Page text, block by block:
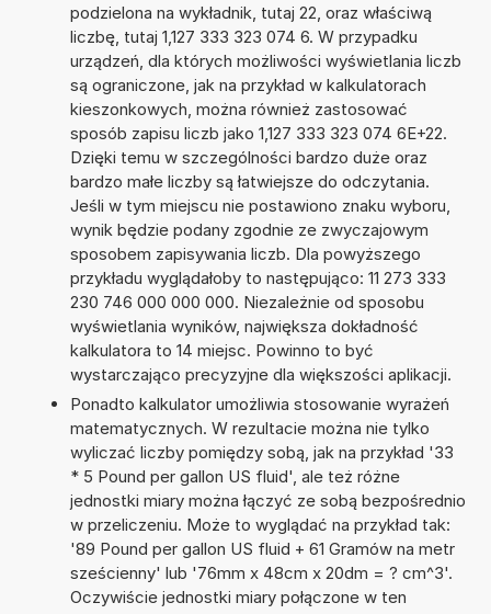
podzielona na wykładnik, tutaj 22, oraz właściwą
liczbę, tutaj 1,127 333 323 074 6. W przypadku
urządzeń, dla których możliwości wyświetlania liczb
są ograniczone, jak na przykład w kalkulatorach
kieszonkowych, można również zastosować
sposób zapisu liczb jako 1,127 333 323 074 6E+22.
Dzięki temu w szczególności bardzo duże oraz
bardzo małe liczby są łatwiejsze do odczytania.
Jeśli w tym miejscu nie postawiono znaku wyboru,
wynik będzie podany zgodnie ze zwyczajowym
sposobem zapisywania liczb. Dla powyższego
przykładu wyglądałoby to następująco: 11 273 333
230 746 000 000 000. Niezależnie od sposobu
wyświetlania wyników, największa dokładność
kalkulatora to 14 miejsc. Powinno to być
wystarczająco precyzyjne dla większości aplikacji.
Ponadto kalkulator umożliwia stosowanie wyrażeń
matematycznych. W rezultacie można nie tylko
wyliczać liczby pomiędzy sobą, jak na przykład '33
* 5 Pound per gallon US fluid', ale też różne
jednostki miary można łączyć ze sobą bezpośrednio
w przeliczeniu. Może to wyglądać na przykład tak:
'89 Pound per gallon US fluid + 61 Gramów na metr
sześcienny' lub '76mm x 48cm x 20dm = ? cm^3'.
Oczywiście jednostki miary połączone w ten